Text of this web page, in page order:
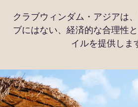
クラブウィンダム・アジアは
ブにはない、経済的な合理性
イルを提供しま